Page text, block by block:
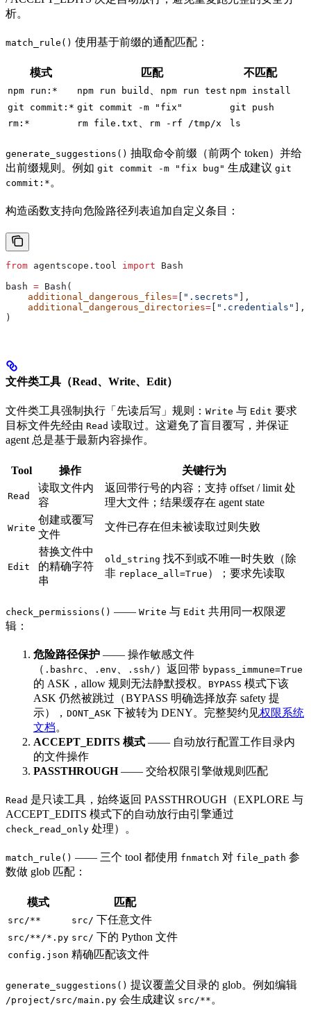
析。
match_rule() 使用基于前缀的通配匹配：
模式 匹配 不匹配
npm run:* npm run build 、 npm run test npm install
git commit:* git commit -m "fix"
git push
rm:*
rm file.txt 、 rm -rf /tmp/x ls
generate_suggestions() 抽取命令前缀（前两个 token）并给
出前缀规则。例如 git commit -m "fix bug" 生成建议 git
commit:*。
构造函数支持向危险路径列表追加自定义条目：
from agentscope.tool import Bash
bash = Bash(
    additional_dangerous_files
= ".secrets"
],
    additional_dangerous_directories
= ".credentials"
],
)
文件类工具（Read、Write、Edit）
文件类工具强制执行「先读后写」规则： Write 与 Edit 要求
目标文件先经由 Read 读取过。这避免了盲目覆写，并保证
agent 总是基于最新内容操作。
Tool 操作 关键行为
Read
读取文件内
容
返回带行号的内容；支持 offset / limit 处
理大文件；结果缓存在 agent state
Write
创建或覆写
文件
文件已存在但未被读取过则失败
Edit
替换文件中
的精确字符
串
old_string 找不到或不唯一时失败（除
非 replace_all=True ）；要求先读取
check_permissions() —— Write 与 Edit 共用同一权限逻
辑：
危险路径保护 —— 操作敏感文件
（ .bashrc .env .ssh/ ）返回带 bypass_immune=True
的 ASK，allow 规则无法静默授权。 BYPASS 模式下该
ASK 仍然被跳过（BYPASS 明确选择放弃 safety 提
示）， DONT_ASK 下被转为 DENY。完整契约见权限系统
文档。
ACCEPT_EDITS 模式 —— 自动放行配置工作目录内
的文件操作
PASSTHROUGH—— 交给权限引擎做规则匹配
Read 是只读工具，始终返回 PASSTHROUGH（EXPLORE 与
ACCEPT_EDITS 模式下的自动放行由引擎通过
check_read_only 处理）。
match_rule() —— 三个 tool 都使用 fnmatch 对 file_path 参
数做 glob 匹配：
模式 匹配
src/** src/ 下任意文件
src/**/*.py src/ 下的 Python 文件
config.json 精确匹配该文件
generate_suggestions() 提议覆盖父目录的 glob。例如编辑
/project/src/main.py 会生成建议 src/** 。